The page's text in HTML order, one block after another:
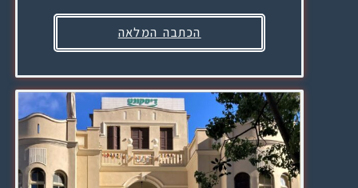
הכתבה המלאה